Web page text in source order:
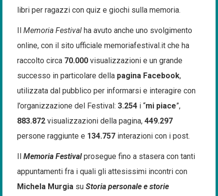
libri per ragazzi con quiz e giochi sulla memoria.
Il Memoria Festival ha avuto anche uno svolgimento
online, con il sito ufficiale memoriafestival.it che ha
raccolto circa 70.000 visualizzazioni e un grande
successo in particolare della pagina Facebook,
utilizzata dal pubblico per informarsi e interagire con
l’organizzazione del Festival: 3.254 i “mi piace”,
883.872 visualizzazioni della pagina, 449.297
persone raggiunte e 134.757 interazioni con i post.
Il Memoria Festivalprosegue fino a stasera con tanti
appuntamenti fra i quali gli attesissimi incontri con
Michela Murgia su Storia personale e storie